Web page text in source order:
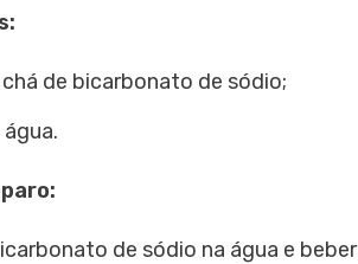
chá de bicarbonato de sódio;
de sódio na água e